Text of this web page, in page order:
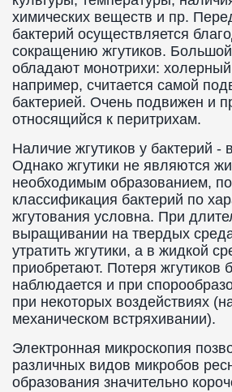
химических веществ и пр.
бактерий осуществляется
сокращению жгутиков.
обладают монотрихи:
например, считается самой
бактерией. Очень подвижен и
относящийся к перитрихам.
Наличие жгутиков у бактерий -
Однако жгутики не являются
необходимым образованием,
классификация бактерий по
жгутования условна. При
выращивании на твердых
утратить жгутики, а в жидкой
приобретают. Потеря жгутиков
наблюдается и при
при некоторых воздействиях
механическом встряхивании).
Электронная микроскопия
различных видов микробов
образования значительно